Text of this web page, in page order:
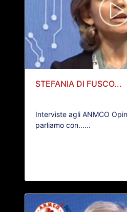
STEFANIA DI FUSCO...
Interviste agli ANMCO
parliamo con......